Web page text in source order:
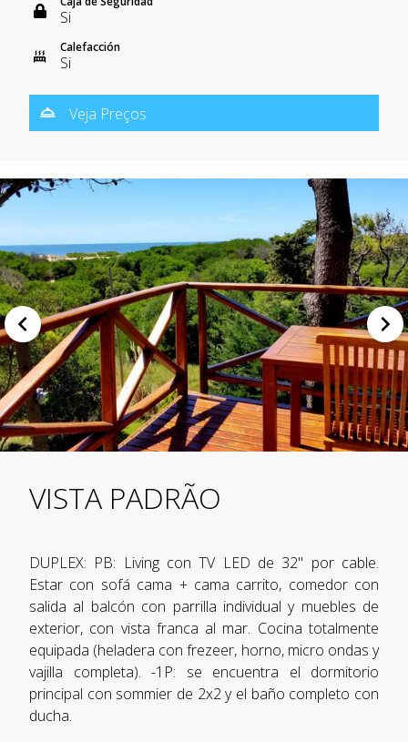
Si
Calefacción
Si
Veja Preços
VISTA PADRÃO
DUPLEX: PB: Living con TV LED de 32" por cable.
Estar con sofá cama + cama carrito, comedor con
salida al balcón con parrilla individual y muebles de
exterior, con vista franca al mar. Cocina totalmente
equipada (heladera con frezeer, horno, micro ondas y
vajilla completa). -1P: se encuentra el dormitorio
principal con sommier de 2x2 y el baño completo con
ducha.